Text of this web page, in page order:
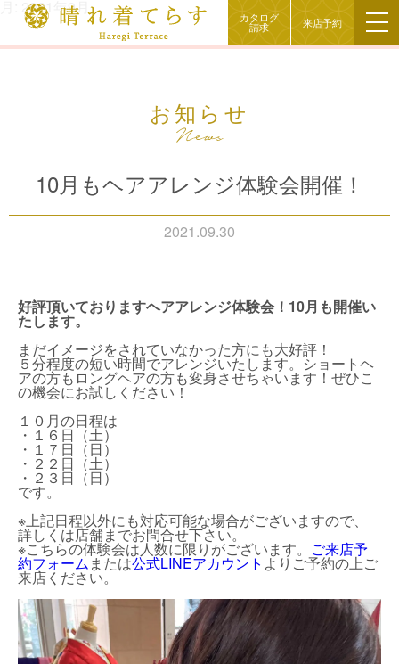
カタログ
請求 来店予約
2021年9月
お知らせ
10月もヘアアレンジ体験会開催！
2021.09.30
好評頂いておりますヘアアレンジ体験会！10月も開催い
たします。
まだイメージをされていなかった方にも大好評！
５分程度の短い時間でアレンジいたします。ショートヘ
アの方もロングヘアの方も変身させちゃいます！ぜひこ
の機会にお試しください！
１０月の日程は
・１６日（土）
・１７日（日）
・２２日（土）
・２３日（日）
です。
※上記日程以外にも対応可能な場合がございますので、
詳しくは店舗までお問合せ下さい。
※こちらの体験会は人数に限りがございます。 ご来店予
約フォームまたは公式LINEアカウント よりご予約の上ご
来店ください。